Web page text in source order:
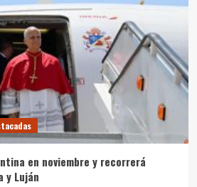
en noviembre y recorrerá
y Luján